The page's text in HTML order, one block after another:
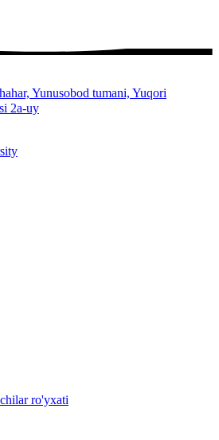
Yunusobod tumani, Yuqori
2a-uy
ro'yxati